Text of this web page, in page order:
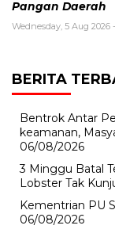
Pangan Daerah
Wednesday, 5 Aug 2026
BERITA
Bentrok Antar
keamanan,
06/08/2026
3 Minggu Batal
Lobster Tak
Kementrian PU
06/08/2026